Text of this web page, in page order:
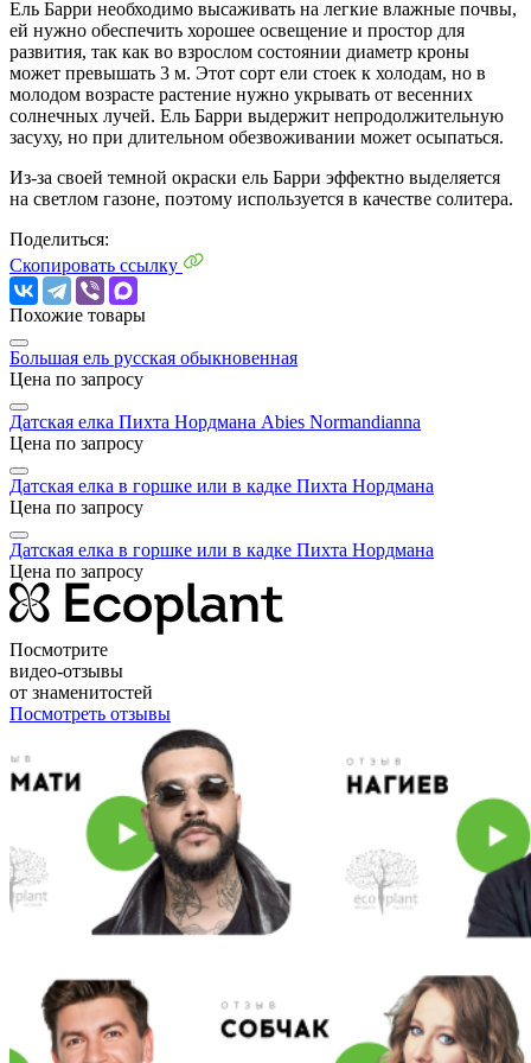
Ель Барри необходимо высаживать на легкие влажные почвы,
ей нужно обеспечить хорошее освещение и простор для
развития, так как во взрослом состоянии диаметр кроны
может превышать 3 м. Этот сорт ели стоек к холодам, но в
молодом возрасте растение нужно укрывать от весенних
солнечных лучей. Ель Барри выдержит непродолжительную
засуху, но при длительном обезвоживании может осыпаться.
Из-за своей темной окраски ель Барри эффектно выделяется
на светлом газоне, поэтому используется в качестве солитера.
Поделиться:
Скопировать ссылку
Похожие товары
Большая ель русская обыкновенная
Цена по запросу
Датская елка Пихта Нордмана Abies Normandianna
Цена по запросу
Датская елка в горшке или в кадке Пихта Нордмана
Цена по запросу
Датская елка в горшке или в кадке Пихта Нордмана
Цена по запросу
Посмотрите
видео-отзывы
от знаменитостей
Посмотреть отзывы